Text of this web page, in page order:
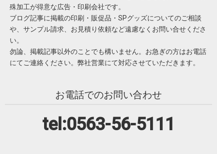
殊加工が得意な広告・印刷会社です。
ブログ記事に掲載の印刷・販促品・SPグッズについてのご相談
や、サンプル請求、お見積り依頼など遠慮なくお問い合せくださ
い。
勿論、掲載記事以外のことでも構いません。お急ぎの方はお電話
にてご連絡ください。弊社営業にて対応させていただきます。
お電話でのお問い合わせ
tel:0563-56-5111